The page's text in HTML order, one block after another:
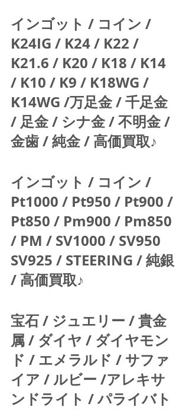
インゴット / コイン /
K24IG / K24 / K22 /
K21.6 / K20 / K18 / K14
/ K10 / K9 / K18WG /
K14WG /万足金 / 千足金
/ 足金 / シナ金 / 不明金 /
金歯 / 純金 / 高価買取♪
インゴット / コイン /
Pt1000 / Pt950 / Pt900 /
Pt850 / Pm900 / Pm850
/ PM / SV1000 / SV950
SV925 / STEERING / 純銀
/ 高価買取♪
宝石 / ジュエリー / 貴金
属 / ダイヤ / ダイヤモン
ド / エメラルド / サファ
イア / ルビー /アレキサ
ンドライト / パライバト